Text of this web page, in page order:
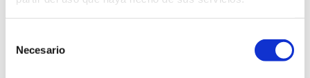
Necesario
la difusión de modelos de gestión
la mejora continua.